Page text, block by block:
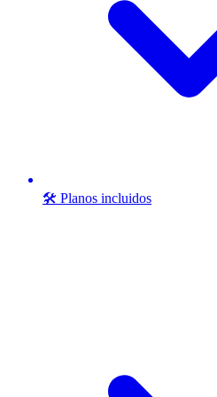
🛠️ Planos incluidos